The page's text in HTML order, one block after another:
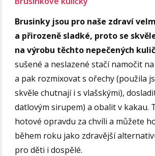
Brusinky jsou pro naše zdraví
a přirozeně sladké, proto se
na výrobu těchto nepečených
sušené a neslazené stačí namočit
a pak rozmixovat s ořechy (použila
skvěle chutnají i s vlašskými),
datlovým sirupem) a obalit v kakau.
hotové opravdu za chvíli a můžete
během roku jako zdravější
pro děti i dospělé.